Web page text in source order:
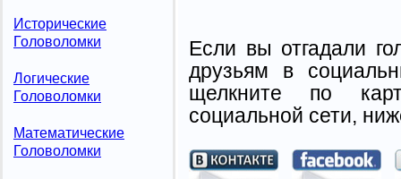
Исторические
Головоломки
Логические
Головоломки
Математические
Головоломки
Если вы отгадали
друзьям в
щелкните по
социальной сети,